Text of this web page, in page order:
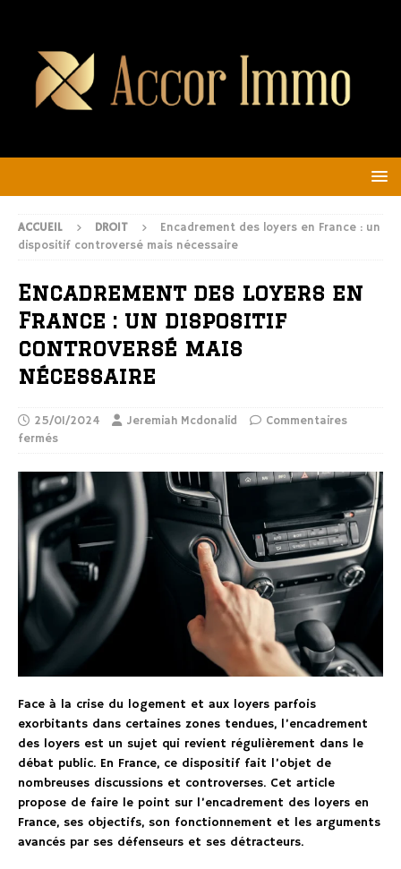
ACCUEIL DROIT
Encadrement des loyers en France : un
dispositif controversé mais nécessaire
Encadrement des loyers en
France : un dispositif
controversé mais
nécessaire
25/01/2024 Jeremiah Mcdonalid
Commentaires
fermés
Face à la crise du logement et aux loyers parfois
exorbitants dans certaines zones tendues, l’encadrement
des loyers est un sujet qui revient régulièrement dans le
débat public. En France, ce dispositif fait l’objet de
nombreuses discussions et controverses. Cet article
propose de faire le point sur l’encadrement des loyers en
France, ses objectifs, son fonctionnement et les arguments
avancés par ses défenseurs et ses détracteurs.